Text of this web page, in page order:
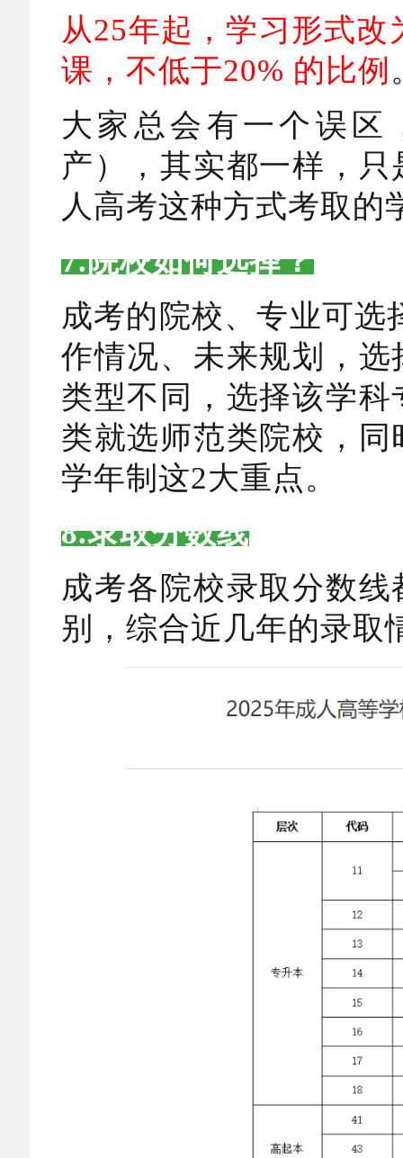
从25年起，学习形式
课，不低于20% 的比例
大家总会有一个误区
产），其实都一样，
人高考这种方式考取的
7.院校如何选择？
成考的院校、专业可选
作情况、未来规划，
类型不同，选择该学
类就选师范类院校，
学年制这2大重点。
8.录取分数线
成考各院校录取分数
别，综合近几年的录取